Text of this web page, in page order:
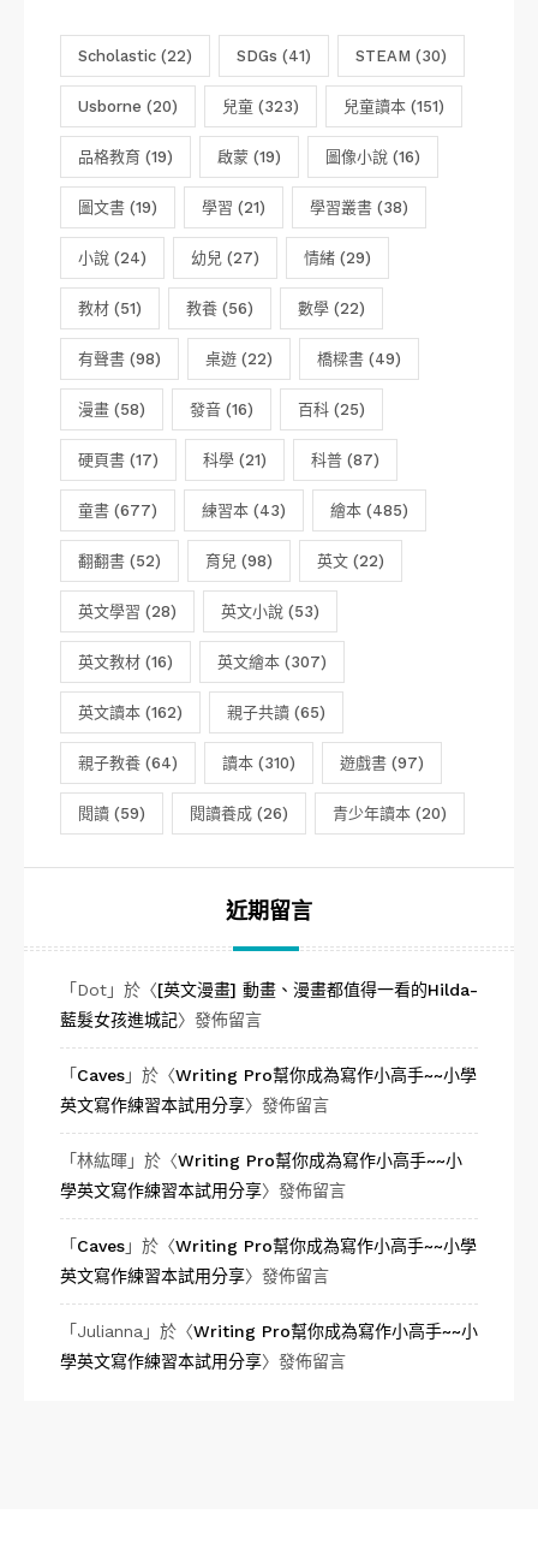
Scholastic (22) SDGs (41) STEAM (30)
Usborne (20) 兒童 (323) 兒童讀本 (151)
品格教育 (19) 啟蒙 (19) 圖像小說 (16)
圖文書 (19) 學習 (21) 學習叢書 (38)
小說 (24) 幼兒 (27) 情緒 (29)
教材 (51) 教養 (56) 數學 (22)
有聲書 (98) 桌遊 (22) 橋樑書 (49)
漫畫 (58) 發音 (16) 百科 (25)
硬頁書 (17) 科學 (21) 科普 (87)
童書 (677) 練習本 (43) 繪本 (485)
翻翻書 (52) 育兒 (98) 英文 (22)
英文學習 (28) 英文小說 (53)
英文教材 (16) 英文繪本 (307)
英文讀本 (162) 親子共讀 (65)
親子教養 (64) 讀本 (310) 遊戲書 (97)
閱讀 (59) 閱讀養成 (26) 青少年讀本 (20)
近期留言
「 Dot」於〈[英文漫畫] 動畫、漫畫都值得一看的Hilda-
藍髮女孩進城記〉發佈留言
「 Caves」於〈Writing Pro幫你成為寫作小高手~~小學
英文寫作練習本試用分享〉發佈留言
「林紘暉」於〈Writing Pro幫你成為寫作小高手~~小
學英文寫作練習本試用分享〉發佈留言
「 Caves」於〈Writing Pro幫你成為寫作小高手~~小學
英文寫作練習本試用分享〉發佈留言
「 Julianna」於〈Writing Pro幫你成為寫作小高手~~小
學英文寫作練習本試用分享〉發佈留言